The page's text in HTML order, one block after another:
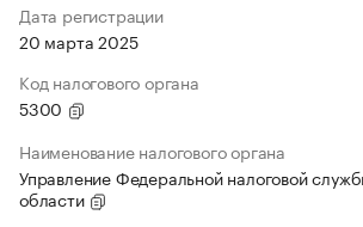
Дата регистрации
20 марта 2025
Код налогового органа
5300
Наименование налогового органа
Управление Федеральной налоговой
области